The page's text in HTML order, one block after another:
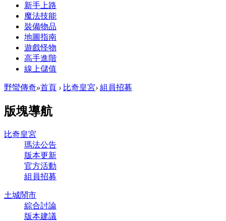
新手上路
魔法技能
裝備物品
地圖指南
遊戲怪物
高手進階
線上儲值
野蠻傳奇»首頁 › 比奇皇宮› 組員招募
版塊導航
比奇皇宮
瑪法公告
版本更新
官方活動
組員招募
土城鬧市
綜合討論
版本建議